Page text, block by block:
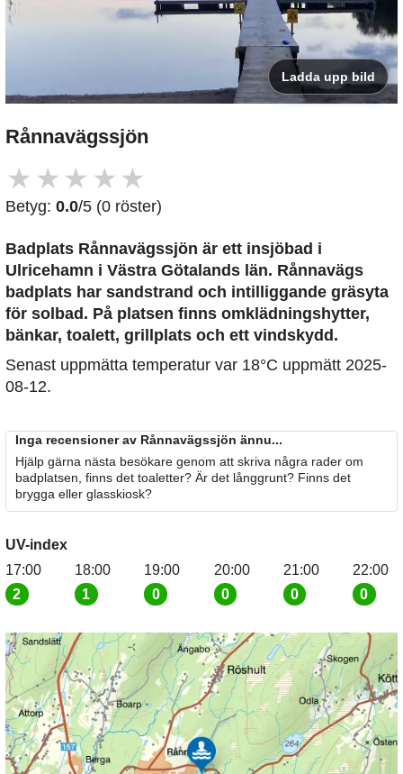
Ladda upp bild
Rånnavägssjön
★ ★ ★ ★ ★
Betyg: 0.0/5 (0 röster)
Badplats Rånnavägssjön är ett insjöbad i
Ulricehamn i Västra Götalands län. Rånnavägs
badplats har sandstrand och intilliggande gräsyta
för solbad. På platsen finns omklädningshytter,
bänkar, toalett, grillplats och ett vindskydd.
Senast uppmätta temperatur var 18°C uppmätt 2025-
08-12.
Inga recensioner av Rånnavägssjön ännu...
Hjälp gärna nästa besökare genom att skriva några rader om
badplatsen, finns det toaletter? Är det långgrunt? Finns det
brygga eller glasskiosk?
UV-index
17:00
2
18:00
1
19:00
0
20:00
0
21:00
0
22:00
0